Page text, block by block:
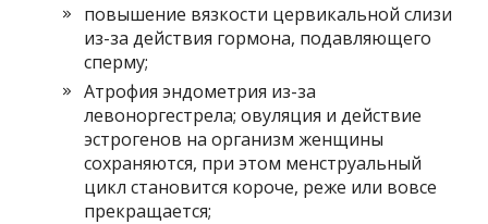
повышение вязкости цервикальной слизи
из-за действия гормона, подавляющего
сперму;
Атрофия эндометрия из-за
левоноргестрела; овуляция и действие
эстрогенов на организм женщины
сохраняются, при этом менструальный
цикл становится короче, реже или вовсе
прекращается;